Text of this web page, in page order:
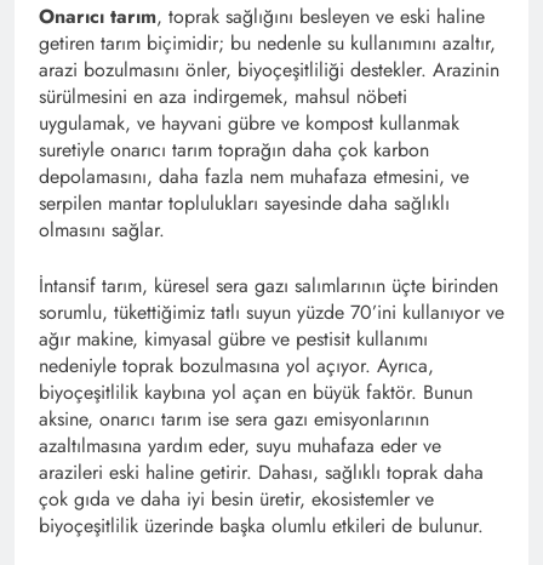
Onarıcı tarım, toprak sağlığını besleyen ve eski haline
getiren tarım biçimidir; bu nedenle su kullanımını azaltır,
arazi bozulmasını önler, biyoçeşitliliği destekler. Arazinin
sürülmesini en aza indirgemek, mahsul nöbeti
uygulamak, ve hayvani gübre ve kompost kullanmak
suretiyle onarıcı tarım toprağın daha çok karbon
depolamasını, daha fazla nem muhafaza etmesini, ve
serpilen mantar toplulukları sayesinde daha sağlıklı
olmasını sağlar.
İntansif tarım, küresel sera gazı salımlarının üçte birinden
sorumlu, tükettiğimiz tatlı suyun yüzde 70’ini kullanıyor ve
ağır makine, kimyasal gübre ve pestisit kullanımı
nedeniyle toprak bozulmasına yol açıyor. Ayrıca,
biyoçeşitlilik kaybına yol açan en büyük faktör. Bunun
aksine, onarıcı tarım ise sera gazı emisyonlarının
azaltılmasına yardım eder, suyu muhafaza eder ve
arazileri eski haline getirir. Dahası, sağlıklı toprak daha
çok gıda ve daha iyi besin üretir, ekosistemler ve
biyoçeşitlilik üzerinde başka olumlu etkileri de bulunur.